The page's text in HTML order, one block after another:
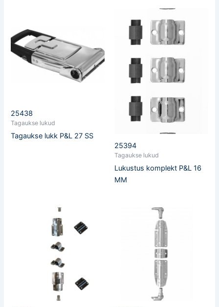
25438
Tagaukse lukud
Tagaukse lukk P&L 27 SS
25394
Tagaukse lukud
Lukustus komplekt P&L 16
MM